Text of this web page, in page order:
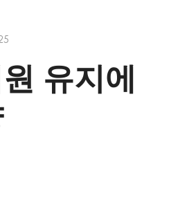
유지에